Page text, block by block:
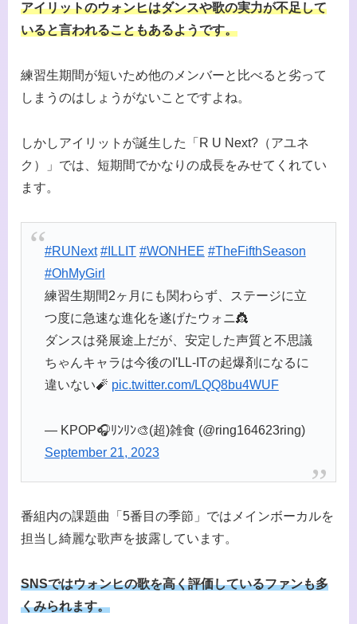
アイリットのウォンヒはダンスや歌の実力が不足して
いると言われることもあるようです。
練習生期間が短いため他のメンバーと比べると劣って
しまうのはしょうがないことですよね。
しかしアイリットが誕生した「R U Next?（アユネ
ク）」では、短期間でかなりの成長をみせてくれてい
ます。
#RUNext #ILLIT #WONHEE #TheFifthSeason
#OhMyGirl
練習生期間2ヶ月にも関わらず、ステージに立
つ度に急速な進化を遂げたウォニ👸
ダンスは発展途上だが、安定した声質と不思議
ちゃんキャラは今後のI'LL-ITの起爆剤になるに
違いない🧨 pic.twitter.com/LQQ8bu4WUF
— KPOP🎧ﾘﾝﾘﾝ🎨(超)雑食 (@ring164623ring)
September 21, 2023
番組内の課題曲「5番目の季節」ではメインボーカルを
担当し綺麗な歌声を披露しています。
SNSではウォンヒの歌を高く評価しているファンも多
くみられます。